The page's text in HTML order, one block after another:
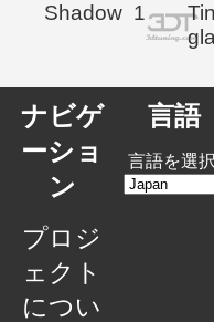
Shadow 1
ナビゲ
ーショ
ン
プロジ
ェクト
につい
言語
言語を選